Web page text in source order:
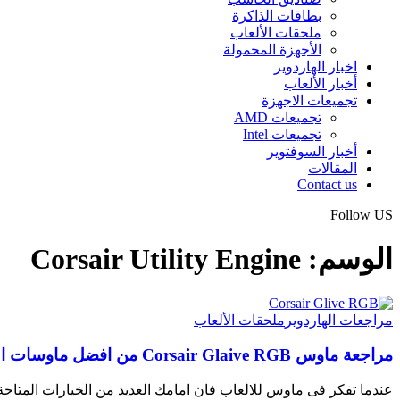
بطاقات الذاكرة
ملحقات الألعاب
الأجهزة المحمولة
اخبار الهاردوير
أخبار الألعاب
تجميعات الاجهزة
تجميعات AMD
تجميعات Intel
أخبار السوفتوير
المقالات
Contact us
Follow US
الوسم: Corsair Utility Engine
مراجعات الهاردوير ملحقات الألعاب
مراجعة ماوس Corsair Glaive RGB من افضل ماوسات الالعاب
عندما تفكر فى ماوس للالعاب فان امامك العديد من الخيارات